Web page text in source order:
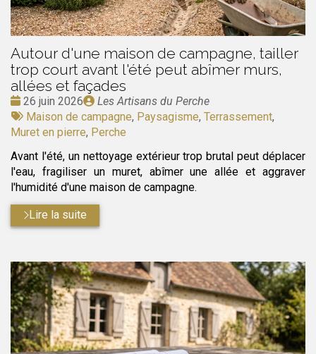
Autour d'une maison de campagne, tailler
trop court avant l'été peut abîmer murs,
allées et façades
Date
:
26 juin 2026
Publié
par
Les Artisans du Perche
Tags
:
Maison de campagne, Paysagisme, Terrassement,
Muret en pierre, Perche
Avant l'été, un nettoyage extérieur trop brutal peut déplacer
l'eau, fragiliser un muret, abîmer une allée et aggraver
l'humidité d'une maison de campagne.
Lire la suite